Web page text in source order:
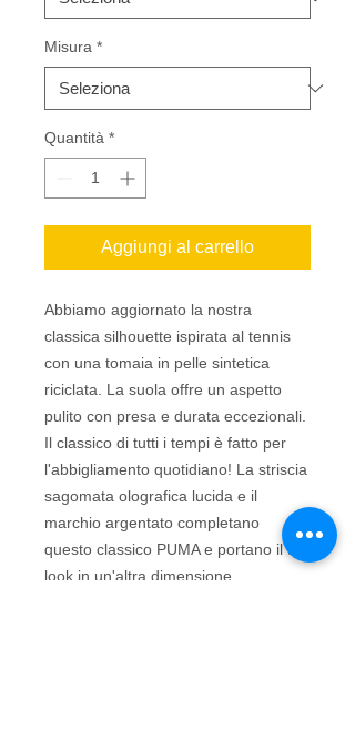
Misura *
Quantità *
Aggiungi al carrello
Abbiamo aggiornato la nostra
classica silhouette ispirata al tennis
con una tomaia in pelle sintetica
riciclata. La suola offre un aspetto
pulito con presa e durata eccezionali.
Il classico di tutti i tempi è fatto per
l'abbigliamento quotidiano! La striscia
sagomata olografica lucida e il
marchio argentato completano
questo classico PUMA e portano il tuo
look in un'altra dimensione.